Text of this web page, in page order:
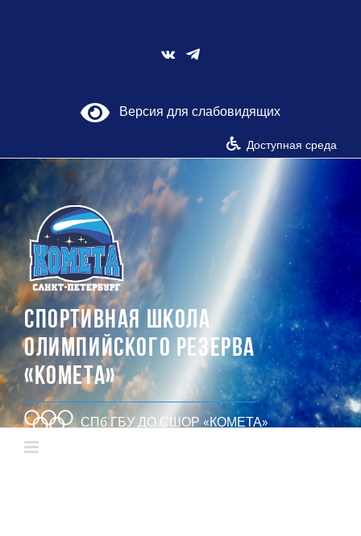
Vk
Версия для слабовидящих
Доступная среда
СПОРТИВНАЯ ШКОЛА
ОЛИМПИЙСКОГО РЕЗЕРВА
«КОМЕТА»
СПб ГБУ ДО СШОР «КОМЕТА»